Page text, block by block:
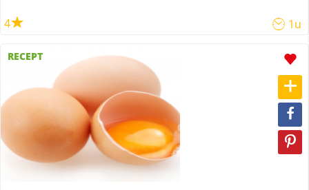
4 1u
RECEPT